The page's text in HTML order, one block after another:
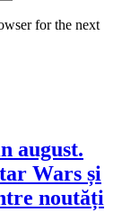
for the next
august.
Wars și
noutăți